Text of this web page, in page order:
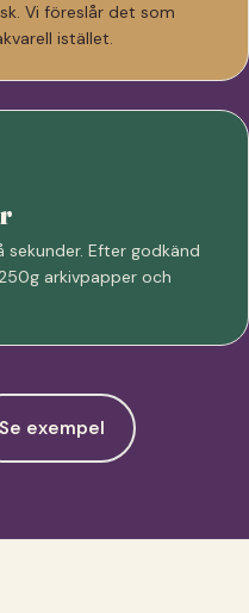
Vi föreslår det som
istället.
sekunder. Efter godkänd
arkivpapper och
Se exempel